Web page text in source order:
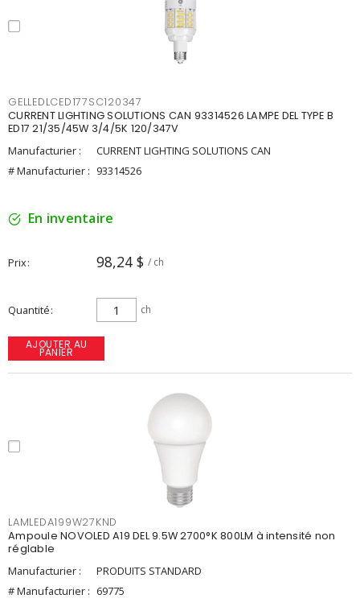
GELLEDLCED177SC120347
CURRENT LIGHTING SOLUTIONS CAN 93314526 LAMPE DEL TYPE B
ED17 21/35/45W 3/4/5K 120/347V
Manufacturier :
CURRENT LIGHTING SOLUTIONS CAN
# Manufacturier : 93314526
En inventaire
Prix 98,24 $ / ch
Quantité ch
AJOUTER AU
PANIER
LAMLEDA199W27KND
Ampoule NOVOLED A19 DEL 9.5W 2700°K 800LM à intensité non
réglable
Manufacturier :
PRODUITS STANDARD
# Manufacturier : 69775